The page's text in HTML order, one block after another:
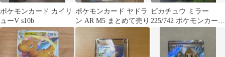
ポケモンカード カイリ
ューV s10b
ポケモンカード ヤドラ
ン AR M5 まとめて売り
ピカチュウ ミラー
225/742 ポケモンカード
MEGAスタートデッキ